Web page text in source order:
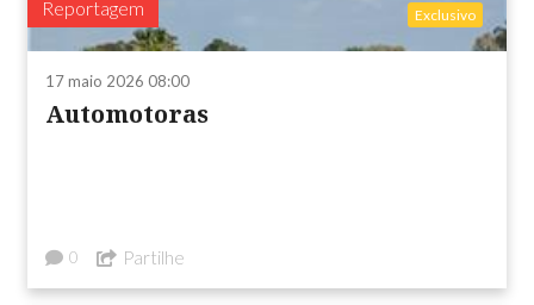
Reportagem Exclusivo
17 maio 2026 08:00
Automotoras
0 Partilhe